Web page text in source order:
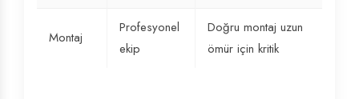
Montaj
Profesyonel
ekip
Doğru montaj uzun
ömür için kritik